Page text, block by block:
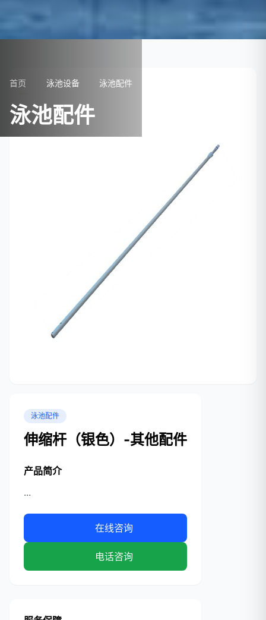
首页 泳池设备 泳池配件
泳池配件
泳池配件
伸缩杆（银色）-其他配件
产品简介
...
在线咨询
电话咨询